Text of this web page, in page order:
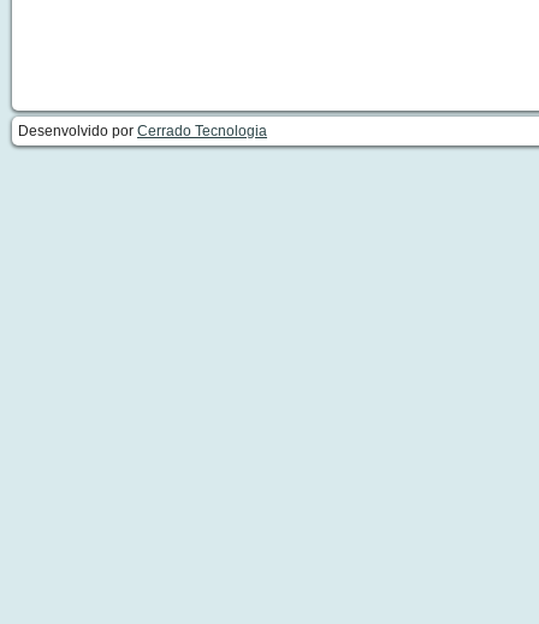
Desenvolvido por Cerrado Tecnologia